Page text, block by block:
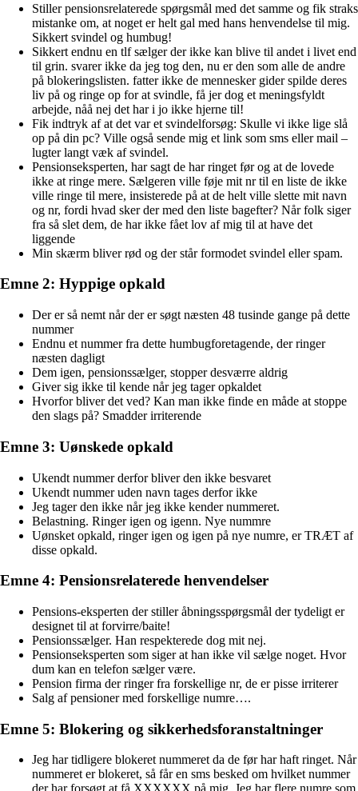
Stiller pensionsrelaterede spørgsmål med det samme og fik straks
mistanke om, at noget er helt gal med hans henvendelse til mig.
Sikkert svindel og humbug!
Sikkert endnu en tlf sælger der ikke kan blive til andet i livet end
til grin. svarer ikke da jeg tog den, nu er den som alle de andre
på blokeringslisten. fatter ikke de mennesker gider spilde deres
liv på og ringe op for at svindle, få jer dog et meningsfyldt
arbejde, nåå nej det har i jo ikke hjerne til!
Fik indtryk af at det var et svindelforsøg: Skulle vi ikke lige slå
op på din pc? Ville også sende mig et link som sms eller mail –
lugter langt væk af svindel.
Pensionseksperten, har sagt de har ringet før og at de lovede
ikke at ringe mere. Sælgeren ville føje mit nr til en liste de ikke
ville ringe til mere, insisterede på at de helt ville slette mit navn
og nr, fordi hvad sker der med den liste bagefter? Når folk siger
fra så slet dem, de har ikke fået lov af mig til at have det
liggende
Min skærm bliver rød og der står formodet svindel eller spam.
Emne 2: Hyppige opkald
Der er så nemt når der er søgt næsten 48 tusinde gange på dette
nummer
Endnu et nummer fra dette humbugforetagende, der ringer
næsten dagligt
Dem igen, pensionssælger, stopper desværre aldrig
Giver sig ikke til kende når jeg tager opkaldet
Hvorfor bliver det ved? Kan man ikke finde en måde at stoppe
den slags på? Smadder irriterende
Emne 3: Uønskede opkald
Ukendt nummer derfor bliver den ikke besvaret
Ukendt nummer uden navn tages derfor ikke
Jeg tager den ikke når jeg ikke kender nummeret.
Belastning. Ringer igen og igenn. Nye nummre
Uønsket opkald, ringer igen og igen på nye numre, er TRÆT af
disse opkald.
Emne 4: Pensionsrelaterede henvendelser
Pensions-eksperten der stiller åbningsspørgsmål der tydeligt er
designet til at forvirre/baite!
Pensionssælger. Han respekterede dog mit nej.
Pensionseksperten som siger at han ikke vil sælge noget. Hvor
dum kan en telefon sælger være.
Pension firma der ringer fra forskellige nr, de er pisse irriterer
Salg af pensioner med forskellige numre….
Emne 5: Blokering og sikkerhedsforanstaltninger
Jeg har tidligere blokeret nummeret da de før har haft ringet. Når
nummeret er blokeret, så får en sms besked om hvilket nummer